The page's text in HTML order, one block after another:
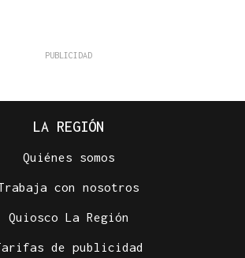
LA REGIÓN
Quiénes somos
con nosotros
Quiosco La Región
de publicidad